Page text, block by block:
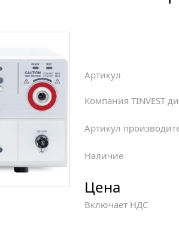
Артикул
Компания TINVEST
Артикул
Наличие
Цена
Включает НДС